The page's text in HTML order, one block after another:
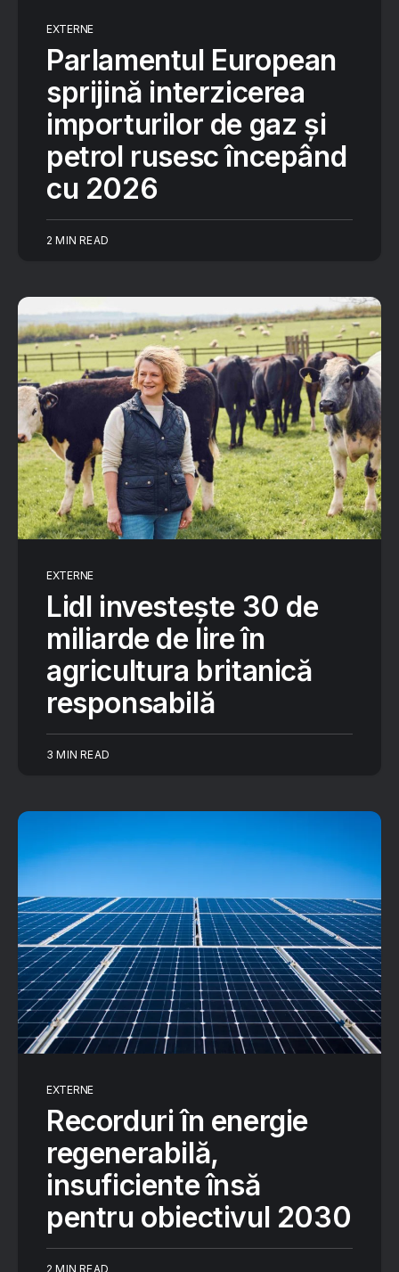
EXTERNE
Parlamentul European
sprijină interzicerea
importurilor de gaz și
petrol rusesc începând
cu 2026
2 MIN READ
EXTERNE
Lidl investește 30 de
miliarde de lire în
agricultura britanică
responsabilă
3 MIN READ
EXTERNE
Recorduri în energie
regenerabilă,
insuficiente însă
pentru obiectivul 2030
2 MIN READ